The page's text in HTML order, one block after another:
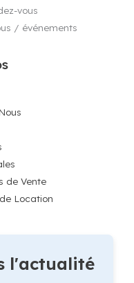
vous
/ événements
de Vente
Location
l'actualité